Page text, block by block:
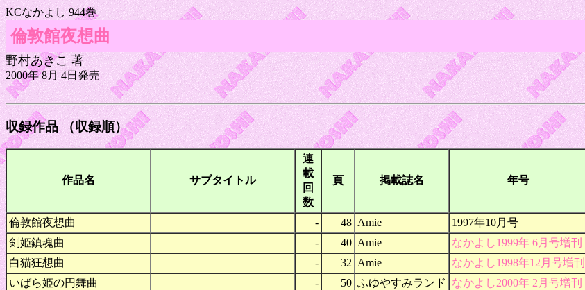
KCなかよし 944巻
倫敦館夜想曲
野村あきこ 著
2000年 8月 4日発売
収録作品 （収録順）
作品名 サブタイトル
連
載
回
数
頁 掲載誌名 年号
倫敦館夜想曲 - 48 Amie
1997年10月号
剣姫鎮魂曲
- 40 Amie
なかよし1999年 6月号増刊
白猫狂想曲
- 32 Amie
なかよし1998年12月号増刊
いばら姫の円舞曲
- 50 ふゆやすみランド なかよし2000年 2月号増刊